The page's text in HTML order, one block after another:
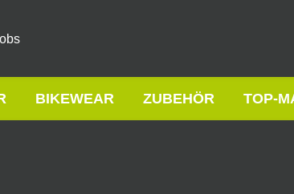
BIKEWEAR ZUBEHÖR TOP-